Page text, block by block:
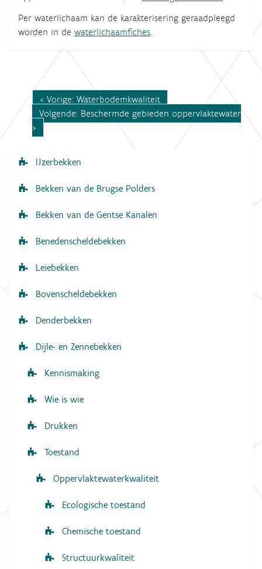
Per waterlichaam kan de karakterisering geraadpleegd
worden in de waterlichaamfiches.
Vorige: Waterbodemkwaliteit
Volgende: Beschermde gebieden oppervlaktewater
N
a
i
g
t
IJzerbekken
Bekken van de Brugse Polders
Bekken van de Gentse Kanalen
Benedenscheldebekken
Leiebekken
Bovenscheldebekken
Denderbekken
Dijle- en Zennebekken
Kennismaking
Wie is wie
Drukken
Toestand
Oppervlaktewaterkwaliteit
Ecologische toestand
Chemische toestand
Structuurkwaliteit